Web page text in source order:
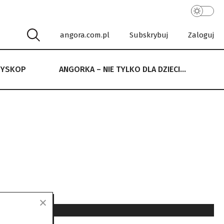
angora.com.pl Subskrybuj Zaloguj
ANGORKA – NIE TYLKO DLA DZIECI…
NIE TYLKO DLA DZIECI…